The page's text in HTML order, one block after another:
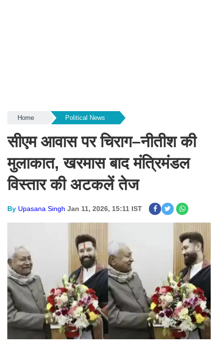
Home Political News
सीएम आवास पर चिराग–नीतीश की
मुलाकात, खरमास बाद मंत्रिमंडल
विस्तार की अटकलें तेज
By Upasana Singh Jan 11, 2026, 15:11 IST